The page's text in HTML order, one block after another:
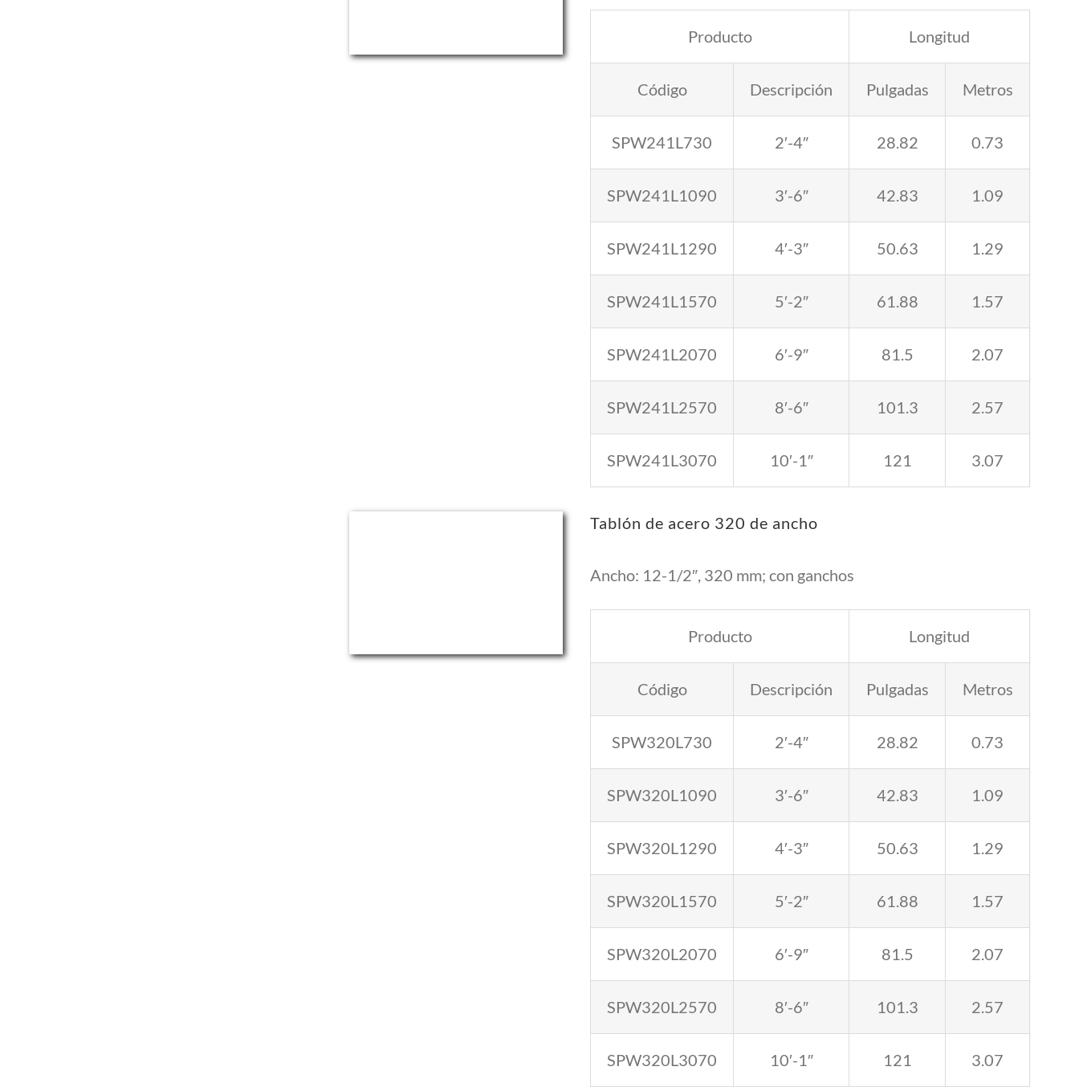
Producto Longitud
Código Descripción Pulgadas Metros
SPW241L730 2′-4″ 28.82 0.73
SPW241L1090 3′-6″ 42.83 1.09
SPW241L1290 4′-3″ 50.63 1.29
SPW241L1570 5′-2″ 61.88 1.57
SPW241L2070 6′-9″ 81.5 2.07
SPW241L2570 8′-6″ 101.3 2.57
SPW241L3070 10′-1″ 121 3.07
Tablón de acero 320 de ancho
Ancho: 12-1/2″, 320 mm; con ganchos
Producto Longitud
Código Descripción Pulgadas Metros
SPW320L730 2′-4″ 28.82 0.73
SPW320L1090 3′-6″ 42.83 1.09
SPW320L1290 4′-3″ 50.63 1.29
SPW320L1570 5′-2″ 61.88 1.57
SPW320L2070 6′-9″ 81.5 2.07
SPW320L2570 8′-6″ 101.3 2.57
SPW320L3070 10′-1″ 121 3.07